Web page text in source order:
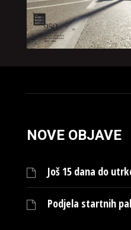
NOVE OBJAVE
Još 15 dana do
Podjela startnih